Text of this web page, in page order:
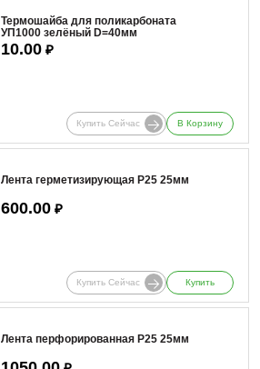
Термошайба для поликарбоната
УП1000 зелёный D=40мм
10.00 ₽
Купить Сейчас В Корзину
Лента герметизирующая Р25 25мм
600.00 ₽
Купить Сейчас Купить
Лента перфорированная Р25 25мм